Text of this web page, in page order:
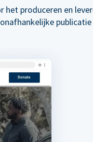
het produceren en